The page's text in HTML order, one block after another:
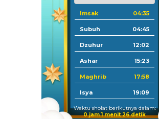
Imsak 04:35
Subuh 04:45
Dzuhur 12:02
Ashar 15:23
Maghrib 17:58
Isya 19:09
Waktu sholat berikutnya dalam:
0 jam 1 menit 25 detik